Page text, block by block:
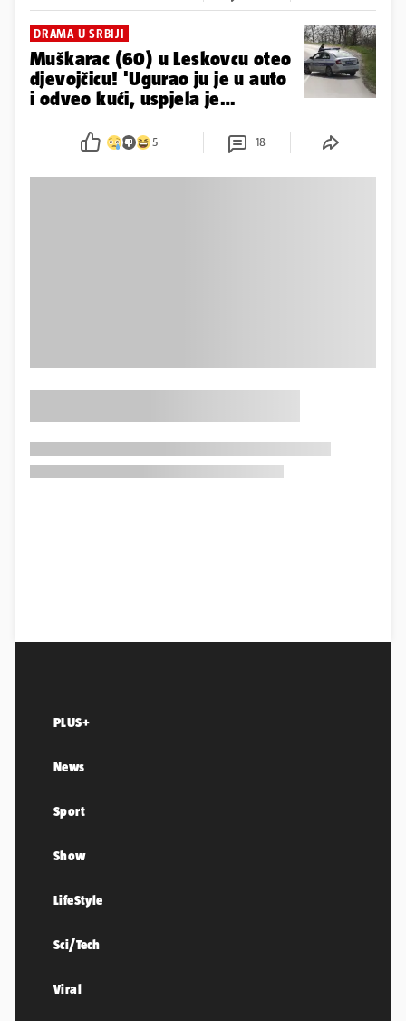
DRAMA U SRBIJI
Muškarac (60) u Leskovcu oteo
djevojčicu! 'Ugurao ju je u auto
i odveo kući, uspjela je
5 18
PLUS+
News
Sport
Show
LifeStyle
Sci/Tech
Viral